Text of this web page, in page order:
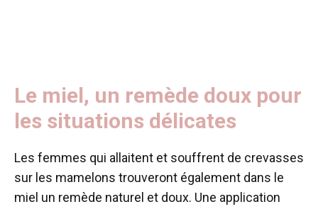
Le miel, un remède doux pour
les situations délicates
Les femmes qui allaitent et souffrent de crevasses
sur les mamelons trouveront également dans le
miel un remède naturel et doux. Une application